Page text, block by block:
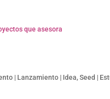
que asesora
| Lanzamiento | Idea, Seed |